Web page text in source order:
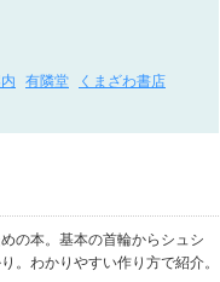
有隣堂
くまざわ書店
の本。基本の首輪からシュシ
わかりやすい作り方で紹介。